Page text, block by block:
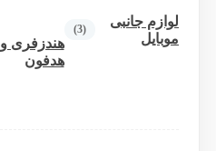
لوازم جانبی
موبایل
(3)
هندزفری و
هدفون